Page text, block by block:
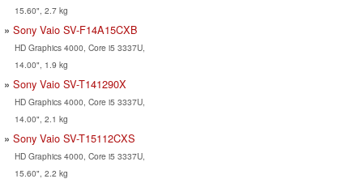
15.60", 2.7 kg
Sony Vaio SV-F14A15CXB
HD Graphics 4000, Core i5 3337U,
14.00", 1.9 kg
Sony Vaio SV-T141290X
HD Graphics 4000, Core i5 3337U,
14.00", 2.1 kg
Sony Vaio SV-T15112CXS
HD Graphics 4000, Core i5 3337U,
15.60", 2.2 kg